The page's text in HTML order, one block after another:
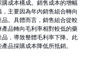
成本構成。銷售成本的增幅
主要因為年內銷售組合轉向
。具體而言，銷售組合從較
品轉向毛利率相對較低的藥
，導致整體毛利率下降。此
品採購成本降低所抵銷。